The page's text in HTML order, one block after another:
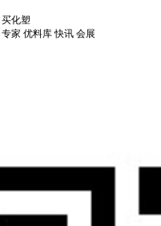
买化塑
专家 优料库 快讯 会展